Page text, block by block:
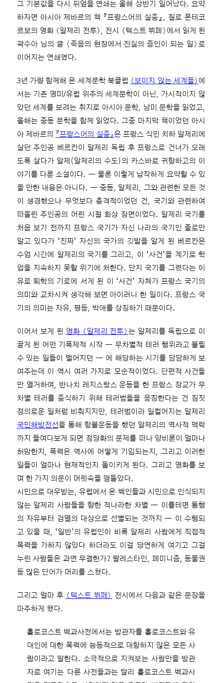
그 기본값을 다시 뒤엎을 연쇄는 올해 상반기 일어났다. 요약
하자면 아시아 제바르의 책 『프랑스어의 실종』, 질로 폰테코
르보의 영화 〈알제리 전투〉, 전시 〈텍스트 뷔페〉에서 읽게 된
곽수아 님의 글 〈죽음의 현장에서 진실의 증인이 되는 일〉로
이어지는 연쇄였다.
3년 가량 함께해 온 세계문학 북클럽 〈보이지 않는 세계들〉 에
서는 기존 영미/유럽 위주의 세계문학이 아닌, 가시적이지 않
았던 세계를 보려는 취지로 아시아 문학, 남미 문학을 읽었고,
올해는 중동 문학을 함께 읽었다. 그중 마지막 책이었던 아시
아 제바르의 『프랑스어의 실종』은 프랑스 식민 치하 알제리에
살던 주인공 베르칸이 알제리 독립 후 프랑스로 건너가 오래
도록 살다가 알제(알제리의 수도)의 카스바로 귀향하고의 이
야기를 다룬 소설이다. ― 물론 이렇게 납작하게 요약할 수 있
을 만한 내용은 아니다. ― 중동, 알제리, 그와 관련한 모든 것
이 생경했으나 무엇보다 충격적이었던 건, 국기와 관련하여
떠올린 주인공의 어린 시절 회상 장면이었다. 알제리 국기를
처음 보기 전까지 프랑스 국기가 자신 나라의 국기인 줄로만
알고 있다가 ‘진짜’ 자신의 국가의 깃발을 알게 된 베르칸은
수업 시간에 알제리의 국기를 그리고, 이 ‘사건’을 계기로 학
업을 지속하지 못할 위기에 처한다. 단지 국기를 그렸다는 이
유로 퇴학의 기로에 서게 된 이 ‘사건’ 자체가 프랑스 국기의
의미와 교차시켜 생각해 보면 아이러니 한 일이다. 프랑스 국
기의 의미는 자유, 평등, 박애를 상징하기 때문이다.
이어서 보게 된 영화 〈알제리 전투〉는 알제리를 독립으로 이
끌게 된 어떤 기폭제적 시작 ― 무차별적 테러 행위라고 불릴
수 있는 일들이 벌어지던 ― 에 해당하는 시기를 담담하게 보
여주는데 이 역시 여러 가지로 모순적이었다. 단편적 사건들
만 열거하여, 반나치 레지스탕스 운동을 한 프랑스 장교가 무
차별 테러를 종식하기 위해 테러범들을 응징한다는 건 짐짓
정의로운 일처럼 비춰지지만, 테러범이라 일컬어지는 알제리
국민해방전선을 통해 항불운동을 했던 알제리의 역사적 맥락
까지 들여다보게 되면 정당화의 문제를 떠나 양비론이 얼마나
허망한지, 폭력은 역사에 어떻게 기입되는지, 그리고 이러한
일들이 얼마나 현재적인지 돌이키게 된다. 그리고 영화를 보
며 한 가지 의문이 머릿속을 맴돌았다.
시민으로 대우받는, 유럽에서 온 백인들과 시민으로 인식되지
않는 알제리 사람들을 향한 적나라한 차별 ― 이를테면 통행
의 자유부터 검열의 대상으로 선별되는 것까지 ― 이 수행되
고 있을 때, ‘일반’의 유럽인이 비록 알제리 사람에게 직접적
폭력을 가하지 않았다 하더라도 이걸 당연하게 여기고 그걸
누린 사람들은 과연 무결한가? 팔레스타인, 페미니즘, 동물권
등 많은 단어가 머리를 스쳤다.
그리고 얼마 후 〈텍스트 뷔페〉 전시에서 다음과 같은 문장을
마주하게 됐다.
홀로코스트 백과사전에서는 방관자를 홀로코스트와 유
대인에 대한 폭력에 능동적으로 대항하지 않은 모든 사
람이라고 말한다. 소극적으로 지켜보는 사람만을 방관
자로 여기는 다른 사전들과는 달리 홀로코스트 백과사